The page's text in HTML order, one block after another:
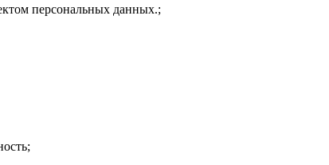
персональных данных.;